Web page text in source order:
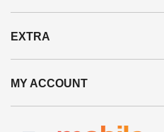
Ostuinfo
Transpordi tingimused
EXTRA
Brands
MY ACCOUNT